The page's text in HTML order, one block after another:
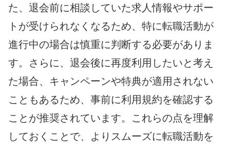
た、退会前に相談していた求人情報やサポー
トが受けられなくなるため、特に転職活動が
進行中の場合は慎重に判断する必要がありま
す。さらに、退会後に再度利用したいと考え
た場合、キャンペーンや特典が適用されない
こともあるため、事前に利用規約を確認する
ことが推奨されています。これらの点を理解
しておくことで、よりスムーズに転職活動を